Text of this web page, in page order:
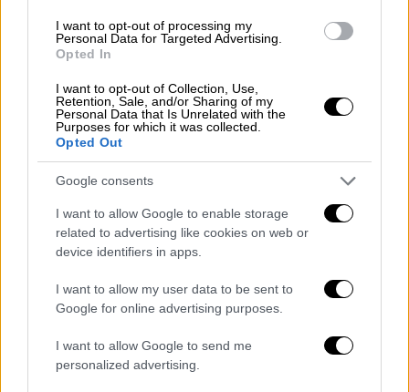
I want to opt-out of processing my
Personal Data for Targeted Advertising.
Opted In
I want to opt-out of Collection, Use,
Retention, Sale, and/or Sharing of my
Personal Data that Is Unrelated with the
Purposes for which it was collected.
Opted Out
Google consents
I want to allow Google to enable storage
related to advertising like cookies on web or
device identifiers in apps.
I want to allow my user data to be sent to
Google for online advertising purposes.
I want to allow Google to send me
personalized advertising.
διαγνώστηκε με καρκίνο. «Η Δούκισσα ήταν
εξαιρετική, ήταν μητέρα, φίλη. Για μένα, η
μαμά ήταν πολλά πράγματα. Όταν τη γνώρισα,
είχε διαγνωστεί ο πατέρας μου με καρκίνο
και πέθανε πολύ γρήγορα. Στα νοσοκομεία
δεν ερχόταν. Ήρθε στο Σισμανόγλειο και με
το που την είδα, άλλαξαν όλοι. Μετά
αλλάξαμε και δωμάτιο. Δεν μπορώ να
διανοηθώ πόσο πολύ μας στήριξε»,
σημείωσε.
Έπειτα, η Angel μίλησε για τη σημαντική
στήριξη που έλαβε από την αδερφή της, η
οποία την προστάτευε με κάθε τρόπο από το
bullying που δεχόταν, όταν αποφάσισε να